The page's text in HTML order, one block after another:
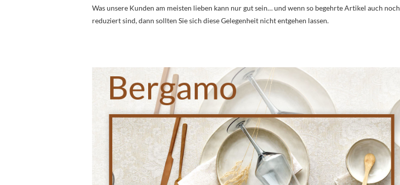
Was unsere Kunden am meisten lieben kann nur gut sein… und wenn so begehrte Artikel auch noch
reduziert sind, dann sollten Sie sich diese Gelegenheit nicht entgehen lassen.